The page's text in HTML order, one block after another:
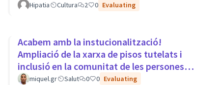
Hipatia Cultura 2 0 Evaluating
Acabem amb la instucionalització!
Ampliació de la xarxa de pisos tutelats i
inclusió en la comunitat de les persones
amb trastorns mentals.
miquel.gr Salut 0 0 Evaluating